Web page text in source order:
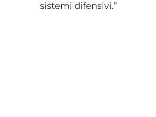
sistemi difensivi.”